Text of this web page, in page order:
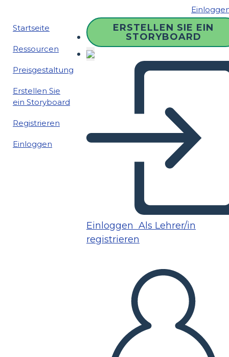
Startseite
Ressourcen
Preisgestaltung
Erstellen Sie
ein Storyboard
Registrieren
Einloggen
ERSTELLEN SIE EIN
STORYBOARD
Einloggen Als Lehrer/in
registrieren